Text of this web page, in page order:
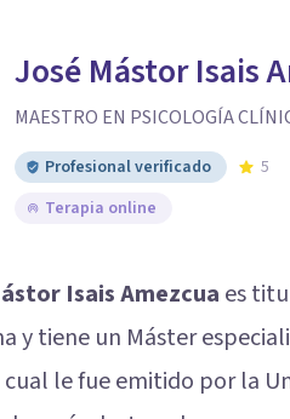
José Mástor Isais
MAESTRO EN PSICOLOGÍA
Profesional verificado
5
Terapia online
Isais Amezcua es
y tiene un Máster
le fue emitido por la